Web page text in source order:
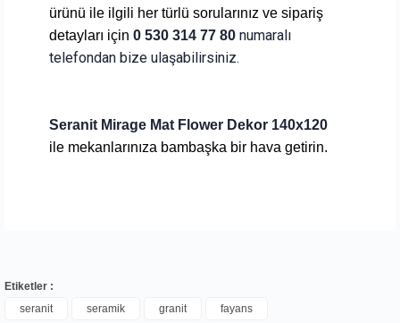
ürünü ile ilgili her türlü sorularınız ve sipariş
detayları için 0 530 314 77 80 numaralı
telefondan bize ulaşabilirsiniz.
Seranit Mirage Mat Flower Dekor 140x120
ile mekanlarınıza bambaşka bir hava getirin.
Etiketler :
seranit
seramik granit fayans